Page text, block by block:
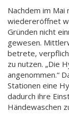
Nachdem im Mai
wiedereröffnet
Gründen nicht
gewesen.
betrete,
zu nutzen. „Die
angenommen.“
Stationen eine
dadurch ihre
Händewaschen